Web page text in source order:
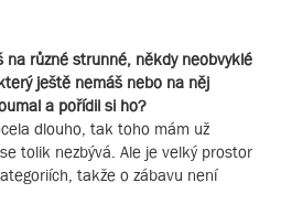
na různé strunné, někdy neobvyklé
ještě nemáš nebo na něj
a pořídil si ho?
dlouho, tak toho mám už
tolik nezbývá. Ale je velký prostor
takže o zábavu není